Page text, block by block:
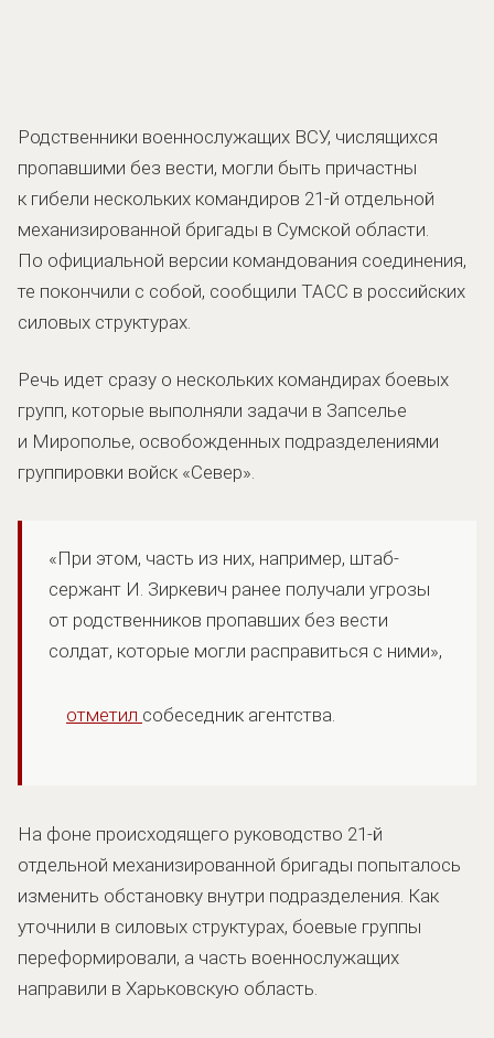
Родственники военнослужащих ВСУ, числящихся
пропавшими без вести, могли быть причастны
к гибели нескольких командиров 21-й отдельной
механизированной бригады в Сумской области.
По официальной версии командования соединения,
те покончили с собой, сообщили ТАСС в российских
силовых структурах.
Речь идет сразу о нескольких командирах боевых
групп, которые выполняли задачи в Запселье
и Мирополье, освобожденных подразделениями
группировки войск «Север».
«При этом, часть из них, например, штаб-
сержант И. Зиркевич ранее получали угрозы
от родственников пропавших без вести
солдат, которые могли расправиться с ними»,
отметил собеседник агентства.
На фоне происходящего руководство 21-й
отдельной механизированной бригады попыталось
изменить обстановку внутри подразделения. Как
уточнили в силовых структурах, боевые группы
переформировали, а часть военнослужащих
направили в Харьковскую область.